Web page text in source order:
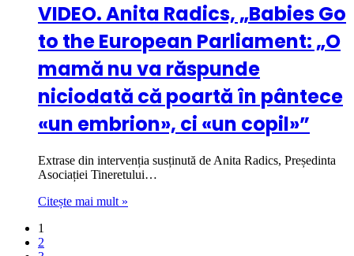
VIDEO. Anita Radics, „Babies Go
to the European Parliament: „O
mamă nu va răspunde
niciodată că poartă în pântece
«un embrion», ci «un copil»”
Extrase din intervenția susținută de Anita Radics, Președinta
Asociației Tineretului…
Citește mai mult »
1
2